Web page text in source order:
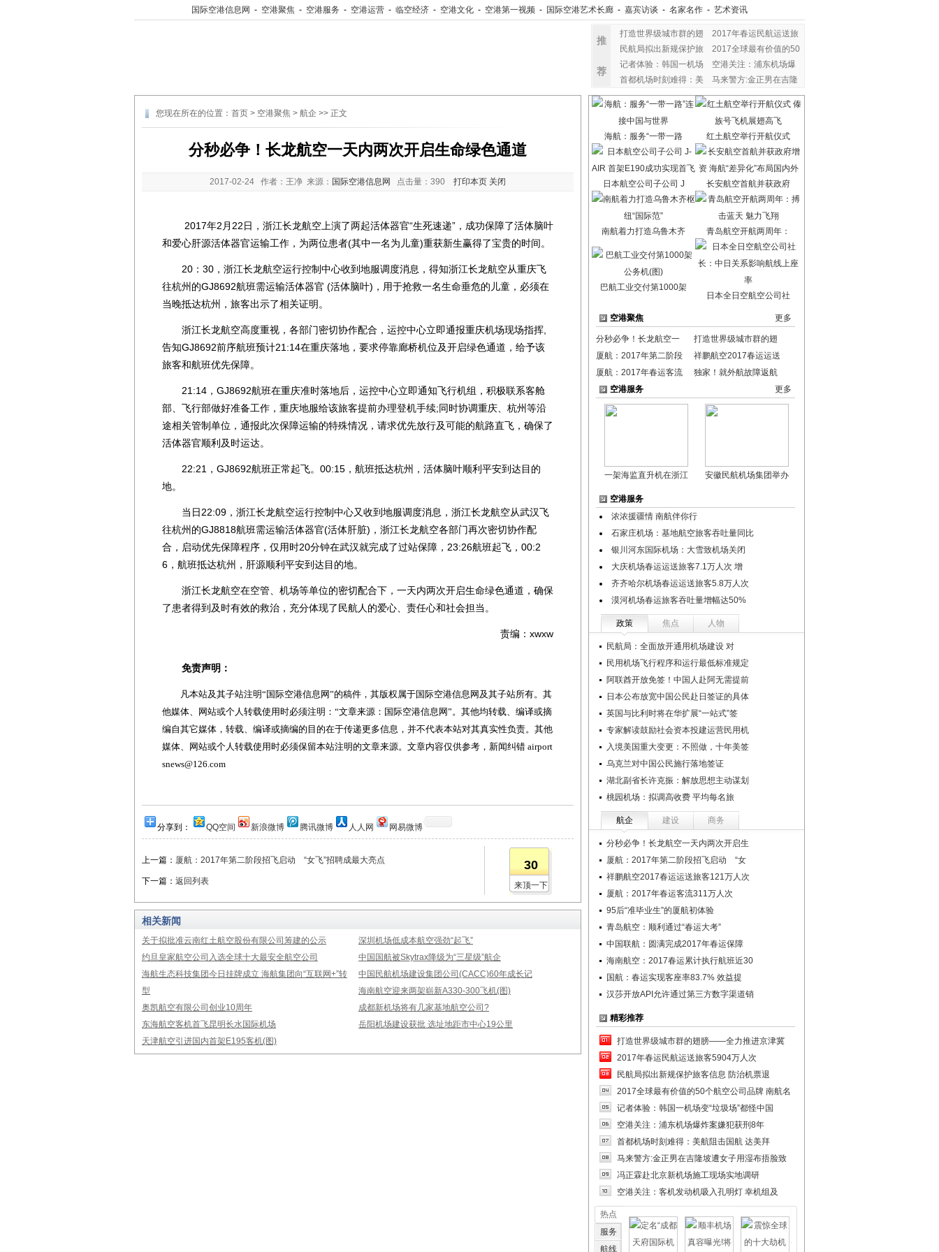
国际空港信息网 - 空港聚焦 - 空港服务 - 空港运营 - 临空经济 - 空港文化 - 空港第一视频 - 国际空港艺术长廊 - 嘉宾访谈 - 名家名作 - 艺术资讯
推
荐
打造世界级城市群的翅
2017年春运民航运送旅
民航局拟出新规保护旅
2017全球最有价值的50
记者体验：韩国一机场
空港关注：浦东机场爆
首都机场时刻难得：美
马来警方:金正男在吉隆
您现在所在的位置： 首页 > 空港聚焦 > 航企 >> 正文
分秒必争！长龙航空一天内两次开启生命绿色通道
2017-02-24 作者：王净 来源： 国际空港信息网 点击量： 390 打印本页 关闭
2017年2月22日，浙江长龙航空上演了两起活体器官“生死速递”，成功保障了活体脑叶
和爱心肝源活体器官运输工作，为两位患者(其中一名为儿童)重获新生赢得了宝贵的时间。
20：30，浙江长龙航空运行控制中心收到地服调度消息，得知浙江长龙航空从重庆飞
往杭州的GJ8692航班需运输活体器官 (活体脑叶)，用于抢救一名生命垂危的儿童，必须在
当晚抵达杭州，旅客出示了相关证明。
浙江长龙航空高度重视，各部门密切协作配合，运控中心立即通报重庆机场现场指挥,
告知GJ8692前序航班预计21:14在重庆落地，要求停靠廊桥机位及开启绿色通道，给予该
旅客和航班优先保障。
21:14，GJ8692航班在重庆准时落地后，运控中心立即通知飞行机组，积极联系客舱
部、飞行部做好准备工作，重庆地服给该旅客提前办理登机手续;同时协调重庆、杭州等沿
途相关管制单位，通报此次保障运输的特殊情况，请求优先放行及可能的航路直飞，确保了
活体器官顺利及时运达。
22:21，GJ8692航班正常起飞。00:15，航班抵达杭州，活体脑叶顺利平安到达目的
地。
当日22:09，浙江长龙航空运行控制中心又收到地服调度消息，浙江长龙航空从武汉飞
往杭州的GJ8818航班需运输活体器官(活体肝脏)，浙江长龙航空各部门再次密切协作配
合，启动优先保障程序，仅用时20分钟在武汉就完成了过站保障，23:26航班起飞，00:2
6，航班抵达杭州，肝源顺利平安到达目的地。
浙江长龙航空在空管、机场等单位的密切配合下，一天内两次开启生命绿色通道，确保
了患者得到及时有效的救治，充分体现了民航人的爱心、责任心和社会担当。
责编：xwxw
免责声明：
凡本站及其子站注明“国际空港信息网”的稿件，其版权属于国际空港信息网及其子站所有。其
他媒体、网站或个人转载使用时必须注明：“文章来源：国际空港信息网”。其他均转载、编译或摘
编自其它媒体，转载、编译或摘编的目的在于传递更多信息，并不代表本站对其真实性负责。其他
媒体、网站或个人转载使用时必须保留本站注明的文章来源。文章内容仅供参考，新闻纠错 airport
snews@126.com
分享到： QQ空间 新浪微博 腾讯微博 人人网 网易微博
上一篇： 厦航：2017年第二阶段招飞启动 “女飞”招聘成最大亮点
下一篇： 返回列表
30
来顶一下
相关新闻
关于拟批准云南红土航空股份有限公司筹建的公示
深圳机场低成本航空强劲“起飞”
约旦皇家航空公司入选全球十大最安全航空公司
中国国航被Skytrax降级为“三星级”航企
海航生态科技集团今日挂牌成立 海航集团向“互联网+”转
型
中国民航机场建设集团公司(CACC)60年成长记
海南航空迎来两架崭新A330-300飞机(图)
奥凯航空有限公司创业10周年
成都新机场将有几家基地航空公司?
东海航空客机首飞昆明长水国际机场
岳阳机场建设获批 选址地距市中心19公里
天津航空引进国内首架E195客机(图)
海航：服务“一带一路 红土航空举行开航仪式
日本航空公司子公司 J 长安航空首航并获政府
南航着力打造乌鲁木齐 青岛航空开航两周年：
巴航工业交付第1000架
日本全日空航空公司社
空港聚焦 更多
分秒必争！长龙航空一
打造世界级城市群的翅
厦航：2017年第二阶段
祥鹏航空2017春运运送
厦航：2017年春运客流
独家！就外航故障返航
空港服务
更多
一架海监直升机在浙江 安徽民航机场集团举办
空港服务
浓浓援疆情 南航伴你行
石家庄机场：基地航空旅客吞吐量同比
银川河东国际机场：大雪致机场关闭
大庆机场春运运送旅客7.1万人次 增
齐齐哈尔机场春运运送旅客5.8万人次
漠河机场春运旅客吞吐量增幅达50%
政策 焦点 人物
民航局：全面放开通用机场建设 对
民用机场飞行程序和运行最低标准规定
阿联酋开放免签！中国人赴阿无需提前
日本公布放宽中国公民赴日签证的具体
英国与比利时将在华扩展“一站式”签
专家解读鼓励社会资本投建运营民用机
入境美国重大变更：不照做，十年美签
乌克兰对中国公民施行落地签证
湖北副省长许克振：解放思想主动谋划
桃园机场：拟调高收费 平均每名旅
航企 建设 商务
分秒必争！长龙航空一天内两次开启生
厦航：2017年第二阶段招飞启动 “女
祥鹏航空2017春运运送旅客121万人次
厦航：2017年春运客流311万人次
95后“准毕业生”的厦航初体验
青岛航空：顺利通过“春运大考”
中国联航：圆满完成2017年春运保障
海南航空：2017春运累计执行航班近30
国航：春运实现客座率83.7% 效益提
汉莎开放API允许通过第三方数字渠道销
精彩推荐
打造世界级城市群的翅膀——全力推进京津冀
2017年春运民航运送旅客5904万人次
民航局拟出新规保护旅客信息 防治机票退
2017全球最有价值的50个航空公司品牌 南航名
记者体验：韩国一机场变“垃圾场”都怪中国
空港关注：浦东机场爆炸案嫌犯获刑8年
首都机场时刻难得：美航阻击国航 达美拜
马来警方:金正男在吉隆坡遭女子用湿布捂脸致
冯正霖赴北京新机场施工现场实地调研
空港关注：客机发动机吸入孔明灯 幸机组及
热点
服务
航线